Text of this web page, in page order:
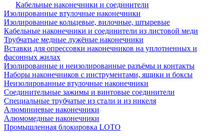
Кабельные наконечники и соединители
Изолированные втулочные наконечники
Изолированные кольцевые, вилочные, штыревые
Кабельные наконечники и соединители из листовой меди
Трубчатые медные лужёные наконечники
Вставки для опрессовки наконечников на уплотненных и
фасонных жилах
Изолированные и неизолированные разъёмы и контакты
Наборы наконечников с инструментами, ящики и боксы
Неизолированные втулочные наконечники
Соединительные зажимы и винтовые соединители
Специальные трубчатые из стали и из никеля
Алюминиевые наконечники
Алюмомедные наконечники
Промышленная блокировка LOTO